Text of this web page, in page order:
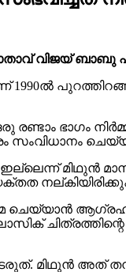
വിജയ്
1990ൽ
ഭാഗം
മിഥുൻ
ചെയ്യാൻ
ചിത്രത്തിന്റെ
മിഥുൻ അത്